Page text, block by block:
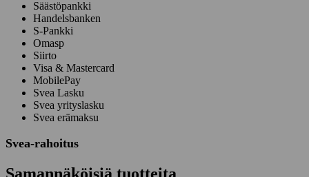
Säästöpankki
Handelsbanken
S-Pankki
Omasp
Siirto
Visa & Mastercard
MobilePay
Svea Lasku
Svea yrityslasku
Svea erämaksu
Svea-rahoitus